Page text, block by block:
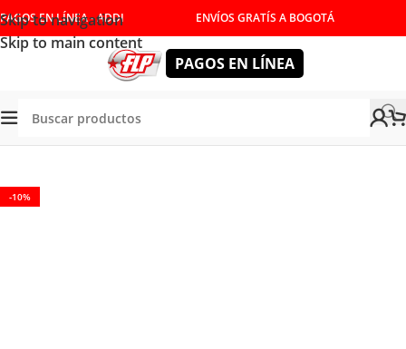
Skip to navigation
Skip to main content
PAGOS EN LÍNEA - ADDI ENVÍOS GRATÍS A BOGOTÁ
PAGOS EN LÍNEA
Tienda/HERRAMIENTAS MANUALES CORTE Y DESBASTE
-10%